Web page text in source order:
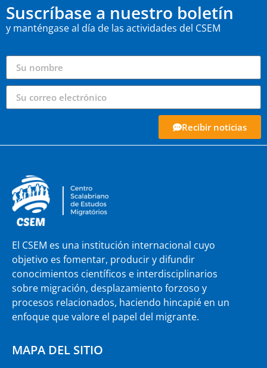
Suscríbase a nuestro boletín
y manténgase al día de las actividades del CSEM
Recibir noticias
El CSEM es una institución internacional cuyo
objetivo es fomentar, producir y difundir
conocimientos científicos e interdisciplinarios
sobre migración, desplazamiento forzoso y
procesos relacionados, haciendo hincapié en un
enfoque que valore el papel del migrante.
MAPA DEL SITIO